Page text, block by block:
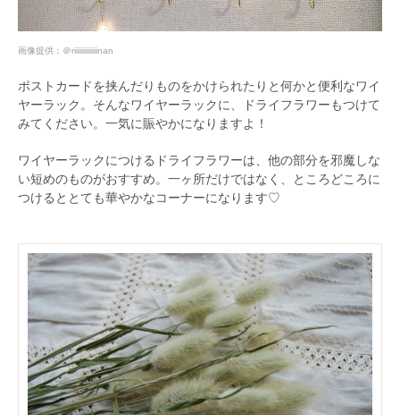
画像提供： ＠riiiiiiiiiiiiinan
ポストカードを挟んだりものをかけられたりと何かと便利なワイ
ヤーラック。そんなワイヤーラックに、ドライフラワーもつけて
みてください。一気に賑やかになりますよ！
ワイヤーラックにつけるドライフラワーは、他の部分を邪魔しな
い短めのものがおすすめ。一ヶ所だけではなく、ところどころに
つけるととても華やかなコーナーになります♡